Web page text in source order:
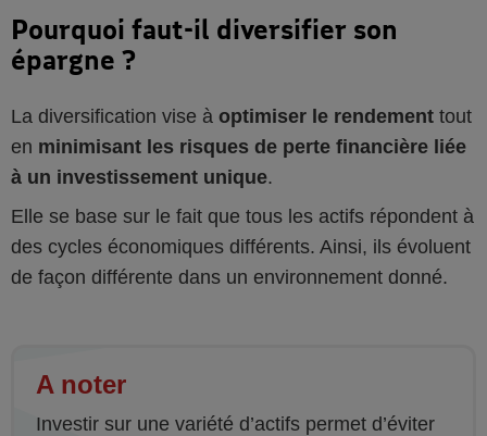
Pourquoi faut-il diversifier son
épargne ?
La diversification vise à optimiser le rendement tout
en minimisant les risques de perte financière liée
à un investissement unique.
Elle se base sur le fait que tous les actifs répondent à
des cycles économiques différents. Ainsi, ils évoluent
de façon différente dans un environnement donné.
A noter
Investir sur une variété d’actifs permet d’éviter